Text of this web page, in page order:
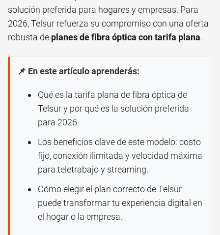
solución preferida para hogares y empresas. Para
2026, Telsur refuerza su compromiso con una oferta
robusta de planes de fibra óptica con tarifa plana.
📌 En este artículo aprenderás:
Qué es la tarifa plana de fibra óptica de
Telsur y por qué es la solución preferida
para 2026.
Los beneficios clave de este modelo: costo
fijo, conexión ilimitada y velocidad máxima
para teletrabajo y streaming.
Cómo elegir el plan correcto de Telsur
puede transformar tu experiencia digital en
el hogar o la empresa.